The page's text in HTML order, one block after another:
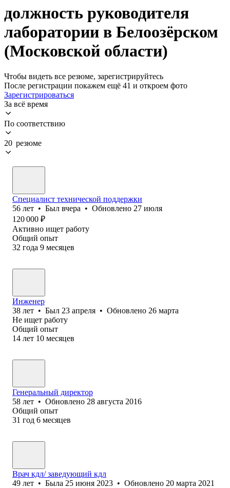
должность руководителя
лаборатории в Белоозёрском
(Московской области)
Чтобы видеть все резюме, зарегистрируйтесь
После регистрации покажем ещё 41 и откроем фото
Зарегистрироваться
За всё время
По соответствию
20 резюме
Специалист технической поддержки
56 лет • Был вчера • Обновлено 27 июля
120 000 ₽
Активно ищет работу
Общий опыт
32 года 9 месяцев
Инженер
38 лет • Был 23 апреля • Обновлено 26 марта
Не ищет работу
Общий опыт
14 лет 10 месяцев
Генеральный директор
58 лет • Обновлено 28 августа 2016
Общий опыт
31 год 6 месяцев
Врач кдл/ заведующий кдл
49 лет • Была 25 июня 2023 • Обновлено 20 марта 2021